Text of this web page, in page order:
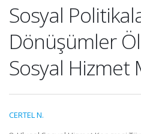
Sosyal
Dönüşümler
Sosyal Hizmet
CERTEL N.